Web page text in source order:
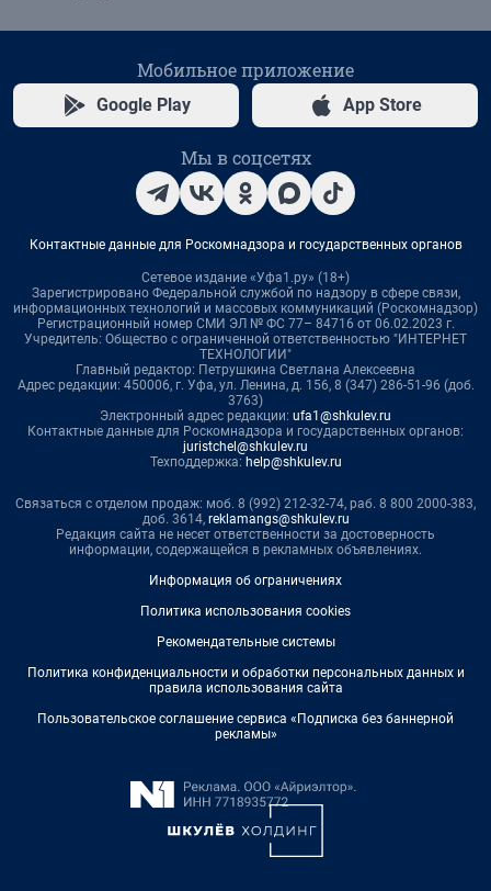
Мобильное приложение
Google Play App Store
Мы в соцсетях
Контактные данные для Роскомнадзора и государственных органов
Сетевое издание «Уфа1.ру» (18+)
Зарегистрировано Федеральной службой по надзору в сфере связи,
информационных технологий и массовых коммуникаций (Роскомнадзор)
Регистрационный номер СМИ ЭЛ № ФС 77– 84716 от 06.02.2023 г.
Учредитель: Общество с ограниченной ответственностью "ИНТЕРНЕТ
ТЕХНОЛОГИИ"
Главный редактор: Петрушкина Светлана Алексеевна
Адрес редакции: 450006, г. Уфа, ул. Ленина, д. 156, 8 (347) 286-51-96 (доб.
3763)
Электронный адрес редакции: ufa1@shkulev.ru
Контактные данные для Роскомнадзора и государственных органов:
juristchel@shkulev.ru
Техподдержка: help@shkulev.ru
Связаться с отделом продаж: моб. 8 (992) 212-32-74, раб. 8 800 2000-383,
доб. 3614, reklamangs@shkulev.ru
Редакция сайта не несет ответственности за достоверность
информации, содержащейся в рекламных объявлениях.
Информация об ограничениях
Политика использования cookies
Рекомендательные системы
Политика конфиденциальности и обработки персональных данных и
правила использования сайта
Пользовательское соглашение сервиса «Подписка без баннерной
рекламы»